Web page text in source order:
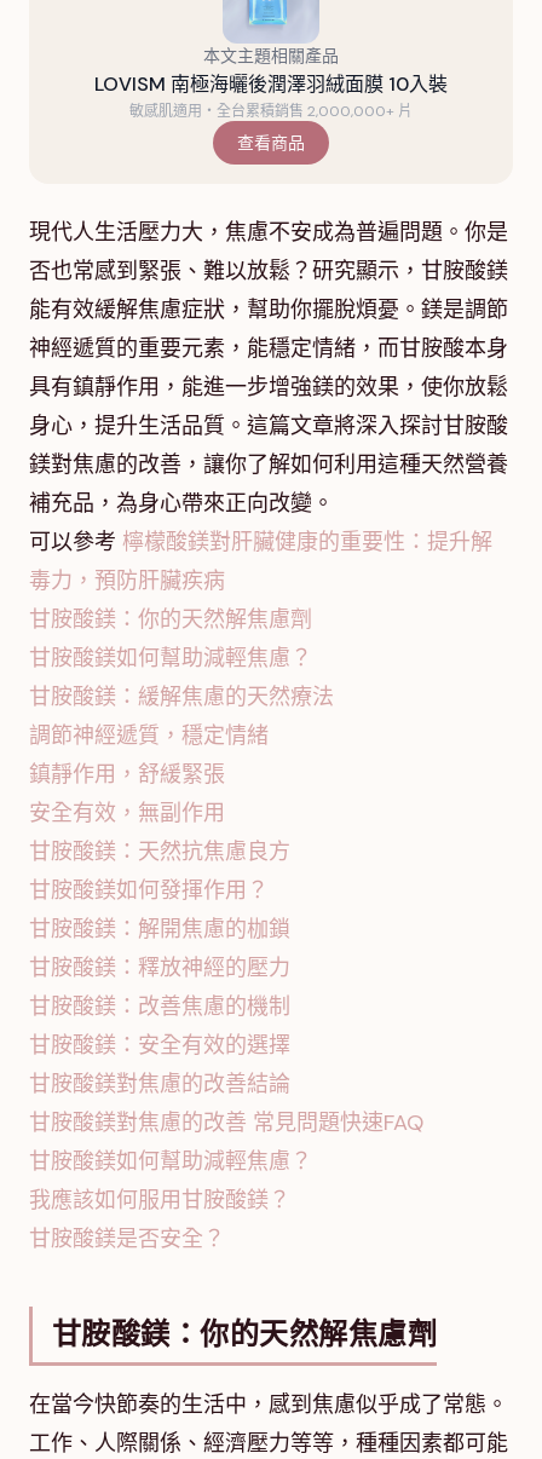
本文主題相關產品
LOVISM 南極海曬後潤澤羽絨面膜 10入裝
敏感肌適用・全台累積銷售 2,000,000+ 片
查看商品
現代人生活壓力大，焦慮不安成為普遍問題。你是
否也常感到緊張、難以放鬆？研究顯示，甘胺酸鎂
能有效緩解焦慮症狀，幫助你擺脫煩憂。鎂是調節
神經遞質的重要元素，能穩定情緒，而甘胺酸本身
具有鎮靜作用，能進一步增強鎂的效果，使你放鬆
身心，提升生活品質。這篇文章將深入探討甘胺酸
鎂對焦慮的改善，讓你了解如何利用這種天然營養
補充品，為身心帶來正向改變。
可以參考 檸檬酸鎂對肝臟健康的重要性：提升解
毒力，預防肝臟疾病
甘胺酸鎂：你的天然解焦慮劑
甘胺酸鎂如何幫助減輕焦慮？
甘胺酸鎂：緩解焦慮的天然療法
調節神經遞質，穩定情緒
鎮靜作用，舒緩緊張
安全有效，無副作用
甘胺酸鎂：天然抗焦慮良方
甘胺酸鎂如何發揮作用？
甘胺酸鎂：解開焦慮的枷鎖
甘胺酸鎂：釋放神經的壓力
甘胺酸鎂：改善焦慮的機制
甘胺酸鎂：安全有效的選擇
甘胺酸鎂對焦慮的改善結論
甘胺酸鎂對焦慮的改善 常見問題快速FAQ
甘胺酸鎂如何幫助減輕焦慮？
我應該如何服用甘胺酸鎂？
甘胺酸鎂是否安全？
甘胺酸鎂：你的天然解焦慮劑
在當今快節奏的生活中，感到焦慮似乎成了常態。
工作、人際關係、經濟壓力等等，種種因素都可能